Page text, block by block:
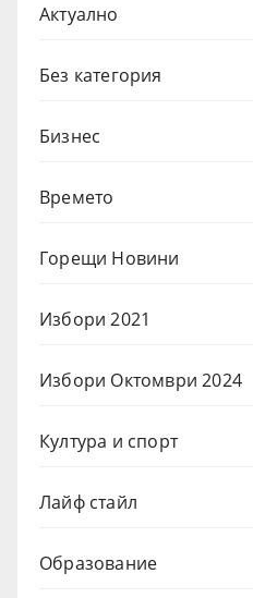
Актуално
Без категория
Бизнес
Времето
Горещи Новини
Избори 2021
Избори Октомври 2024
Култура и спорт
Лайф стайл
Образование